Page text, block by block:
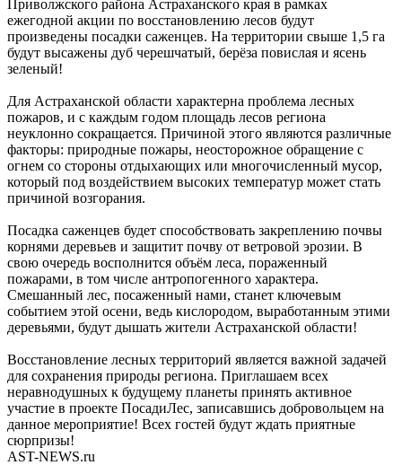
Приволжского района Астраханского края в рамках
ежегодной акции по восстановлению лесов будут
произведены посадки саженцев. На территории свыше 1,5 га
будут высажены дуб черешчатый, берёза повислая и ясень
зеленый!
Для Астраханской области характерна проблема лесных
пожаров, и с каждым годом площадь лесов региона
неуклонно сокращается. Причиной этого являются различные
факторы: природные пожары, неосторожное обращение с
огнем со стороны отдыхающих или многочисленный мусор,
который под воздействием высоких температур может стать
причиной возгорания.
Посадка саженцев будет способствовать закреплению почвы
корнями деревьев и защитит почву от ветровой эрозии. В
свою очередь восполнится объём леса, пораженный
пожарами, в том числе антропогенного характера.
Смешанный лес, посаженный нами, станет ключевым
событием этой осени, ведь кислородом, выработанным этими
деревьями, будут дышать жители Астраханской области!
Восстановление лесных территорий является важной задачей
для сохранения природы региона. Приглашаем всех
неравнодушных к будущему планеты принять активное
участие в проекте ПосадиЛес, записавшись добровольцем на
данное мероприятие! Всех гостей будут ждать приятные
сюрпризы!
AST-NEWS.ru